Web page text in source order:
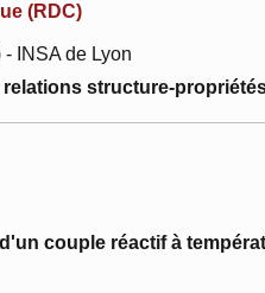
(RDC)
INSA de Lyon
structure-
couple réactif à